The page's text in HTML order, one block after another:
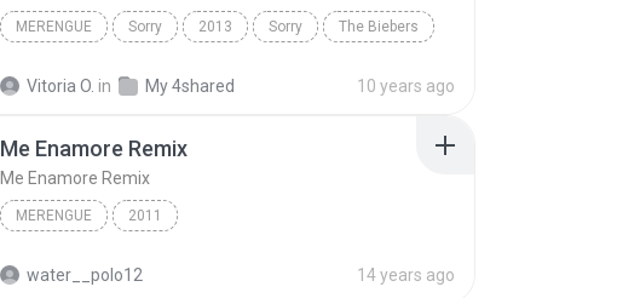
MERENGUE Sorry 2013 Sorry The Biebers
Vitoria O. in My 4shared 10 years ago
Me Enamore Remix
Me Enamore Remix
MERENGUE 2011
water__polo12 14 years ago